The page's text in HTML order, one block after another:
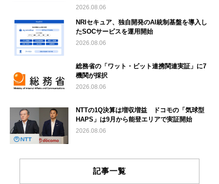
2026.08.06
NRIセキュア、独自開発のAI統制基盤を導入し
たSOCサービスを運用開始
2026.08.06
総務省の「ワット・ビット連携関連実証」に7
機関が採択
2026.08.06
NTTの1Q決算は増収増益 ドコモの「気球型
HAPS」は9月から能登エリアで実証開始
2026.08.06
記事一覧